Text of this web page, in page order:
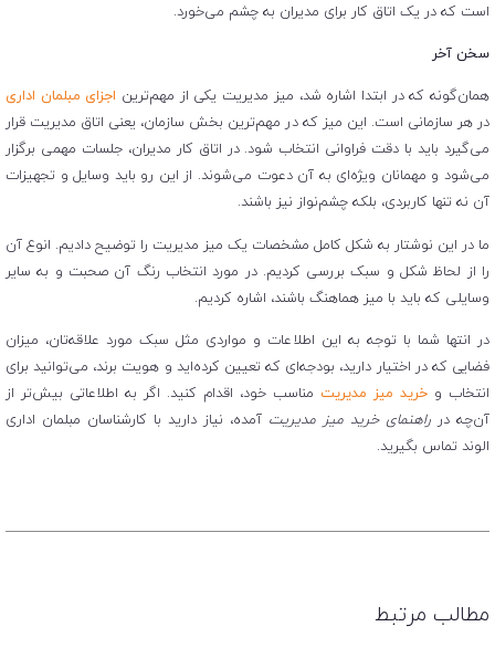
است که در یک اتاق کار برای مدیران به چشم می‌خورد.
سخن آخر
همان‌گونه که در ابتدا اشاره شد، میز مدیریت یکی از مهم‌ترین اجزای مبلمان اداری
در هر سازمانی است. این میز که در مهم‌ترین بخش سازمان، یعنی اتاق مدیریت قرار
می‌گیرد باید با دقت فراوانی انتخاب شود. در اتاق کار مدیران، جلسات مهمی برگزار
می‌شود و مهمانان ویژه‌ای به آن دعوت می‌شوند. از این رو باید وسایل و تجهیزات
آن نه تنها کاربردی، بلکه چشم‌نواز نیز باشند.
ما در این نوشتار به شکل کامل مشخصات یک میز مدیریت را توضیح دادیم. انوع آن
را از لحاظ شکل و سبک بررسی کردیم. در مورد انتخاب رنگ آن صحبت و به سایر
وسایلی که باید با میز هماهنگ باشند، اشاره کردیم.
در انتها شما با توجه به این اطلاعات و مواردی مثل سبک مورد علاقه‌تان، میزان
فضایی که در اختیار دارید، بودجه‌ای که تعیین کرده‌اید و هویت برند، می‌توانید برای
انتخاب و خرید میز مدیریت مناسب خود، اقدام کنید. اگر به اطلاعاتی بیش‌تر از
آن‌چه در راهنمای خرید میز مدیریت آمده، نیاز دارید با کارشناسان مبلمان اداری
الوند تماس بگیرید.
مطالب مرتبط